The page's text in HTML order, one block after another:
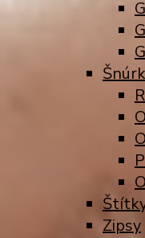
Zipsy